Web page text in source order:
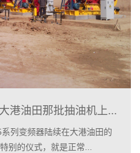
港油田那批抽油机上...
列变频器陆续在大港油田的
别的仪式，就是正常...